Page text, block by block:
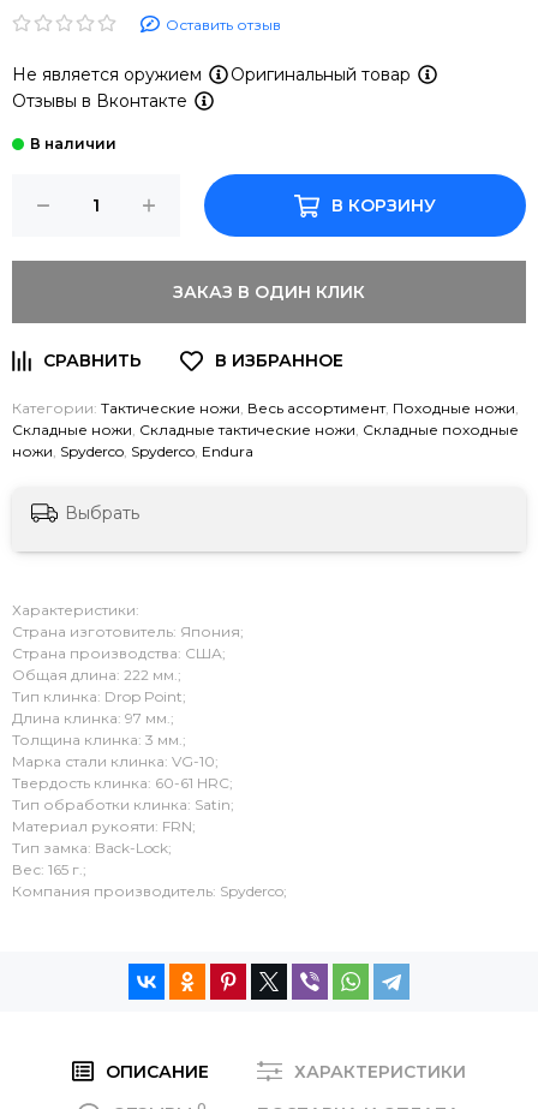
Оставить отзыв
Не является оружием
Оригинальный товар
Отзывы в Вконтакте
В КОРЗИНУ
ЗАКАЗ В ОДИН КЛИК
Категории: Тактические ножи, Весь ассортимент, Походные ножи,
Складные ножи, Складные тактические ножи, Складные походные
ножи, Spyderco, Spyderco, Endura
Выбрать
Характеристики:
Страна изготовитель: Япония;
Страна производства: США;
Общая длина: 222 мм.;
Тип клинка: Drop Point;
Длина клинка: 97 мм.;
Толщина клинка: 3 мм.;
Марка стали клинка: VG-10;
Твердость клинка: 60-61 HRC;
Тип обработки клинка: Satin;
Материал рукояти: FRN;
Тип замка: Back-Lock;
Вес: 165 г.;
Компания производитель: Spyderco;
ОПИСАНИЕ
ХАРАКТЕРИСТИКИ